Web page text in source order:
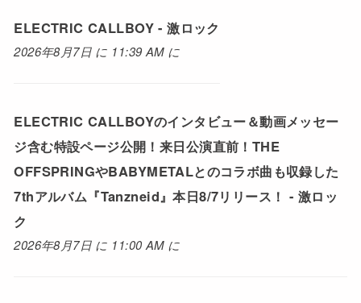
ELECTRIC CALLBOY - 激ロック
2026年8月7日 に 11:39 AM に
ELECTRIC CALLBOYのインタビュー＆動画メッセー
ジ含む特設ページ公開！来日公演直前！THE
OFFSPRINGやBABYMETALとのコラボ曲も収録した
7thアルバム『Tanzneid』本日8/7リリース！ - 激ロッ
ク
2026年8月7日 に 11:00 AM に